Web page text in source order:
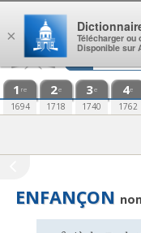
Aller au contenu
1 re
1694
2e
1718
3e
1740
4e
1762
ENFANÇON
×
Télécharger ou
Disponible sur